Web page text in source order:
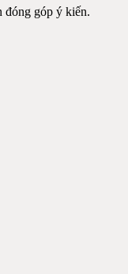
đóng góp ý kiến.